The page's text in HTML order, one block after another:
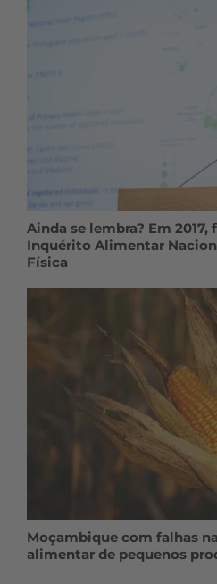
Ainda se lembra? Em 2017,
Inquérito Alimentar
Física
Moçambique com falhas
alimentar de pequenos